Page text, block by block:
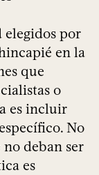
elegidos por
en la
que
o
es incluir
No
deban ser
es